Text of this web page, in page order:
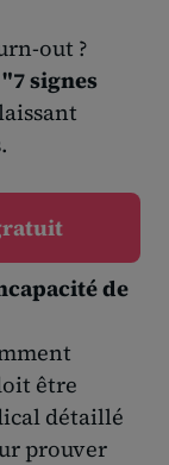
out ?
"7 signes
de
être
détaillé
prouver